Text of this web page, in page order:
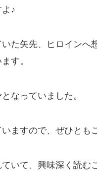
♪
た矢先、ヒロインへ
す。
となっていました。
ますので、ぜひとも
いて、興味深く読む